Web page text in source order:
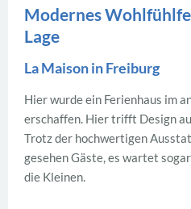
Modernes
Lage
La Maison in Freiburg
Hier wurde ein Ferienhaus im
erschaffen. Hier trifft Design
Trotz der hochwertigen
gesehen Gäste, es wartet
die Kleinen.